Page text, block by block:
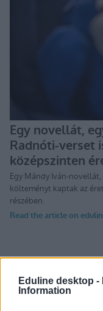
Eduline desktop -
Information